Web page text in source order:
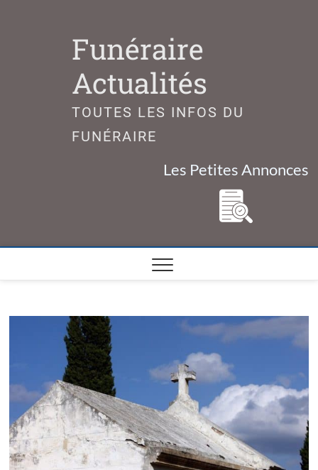
Funéraire
Actualités
TOUTES LES INFOS DU
FUNÉRAIRE
Les Petites Annonces